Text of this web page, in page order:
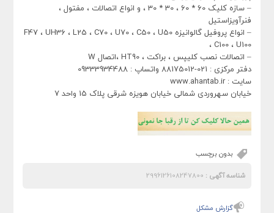
– سازه کلیک 60 * 60 ، 30 * 30 ، و انواع اتصالات ، مفتول ،
فنرآویزاستیل
– انواع پروفیل گالوانیزه F47 ، UH36 ، L25 ، C70 ، U70 ، C50 ، U50
، C100 ، U100
– اتصالات نصب کلیپس ، براکت ، HT90 ،اتصال W
دفتر مرکزی : 021-88175012 واتساپ : 09333934488
سایت : www.ahantab.ir
خیابان سهروردی شمالی خیابان هویزه شرقی پلاک 15 واحد 7
بدون برچسب
شناسه آگهی :
گزارش مشکل